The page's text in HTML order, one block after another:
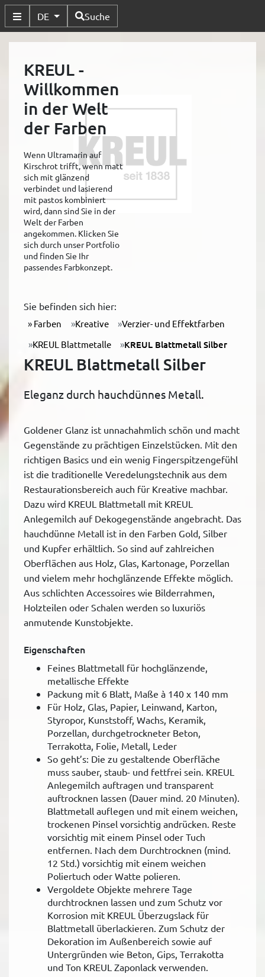
Untermenü Umschalten
DE Verfügbare Sprachen
Suche
KREUL -
Willkommen
in der Welt
der Farben
Wenn Ultramarin auf
Kirschrot trifft, wenn matt
sich mit glänzend
verbindet und lasierend
mit pastos kombiniert
wird, dann sind Sie in der
Welt der Farben
angekommen. Klicken Sie
sich durch unser Portfolio
und finden Sie Ihr
passendes Farbkonzept.
Sie befinden sich hier:
Farben Kreative
Verzier- und Effektfarben
KREUL Blattmetalle
KREUL Blattmetall Silber
KREUL Blattmetall Silber
Eleganz durch hauchdünnes Metall.
Goldener Glanz ist unnachahmlich schön und macht
Gegenstände zu prächtigen Einzelstücken. Mit den
richtigen Basics und ein wenig Fingerspitzengefühl
ist die traditionelle Veredelungstechnik aus dem
Restaurationsbereich auch für Kreative machbar.
Dazu wird KREUL Blattmetall mit KREUL
Anlegemilch auf Dekogegenstände angebracht. Das
hauchdünne Metall ist in den Farben Gold, Silber
und Kupfer erhältlich. So sind auf zahlreichen
Oberflächen aus Holz, Glas, Kartonage, Porzellan
und vielem mehr hochglänzende Effekte möglich.
Aus schlichten Accessoires wie Bilderrahmen,
Holzteilen oder Schalen werden so luxuriös
anmutende Kunstobjekte.
Eigenschaften
Feines Blattmetall für hochglänzende,
metallische Effekte
Packung mit 6 Blatt, Maße à 140 x 140 mm
Für Holz, Glas, Papier, Leinwand, Karton,
Styropor, Kunststoff, Wachs, Keramik,
Porzellan, durchgetrockneter Beton,
Terrakotta, Folie, Metall, Leder
So geht’s: Die zu gestaltende Oberfläche
muss sauber, staub- und fettfrei sein. KREUL
Anlegemilch auftragen und transparent
auftrocknen lassen (Dauer mind. 20 Minuten).
Blattmetall auflegen und mit einem weichen,
trockenen Pinsel vorsichtig andrücken. Reste
vorsichtig mit einem Pinsel oder Tuch
entfernen. Nach dem Durchtrocknen (mind.
12 Std.) vorsichtig mit einem weichen
Poliertuch oder Watte polieren.
Vergoldete Objekte mehrere Tage
durchtrocknen lassen und zum Schutz vor
Korrosion mit KREUL Überzugslack für
Blattmetall überlackieren. Zum Schutz der
Dekoration im Außenbereich sowie auf
Untergründen wie Beton, Gips, Terrakotta
und Ton KREUL Zaponlack verwenden.